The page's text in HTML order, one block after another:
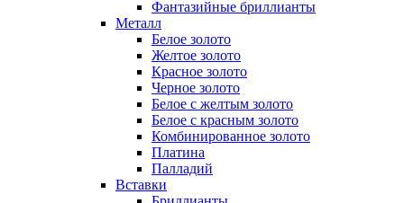
Фантазийные бриллианты
Металл
Белое золото
Желтое золото
Красное золото
Черное золото
Белое с желтым золото
Белое с красным золото
Комбинированное золото
Платина
Палладий
Вставки